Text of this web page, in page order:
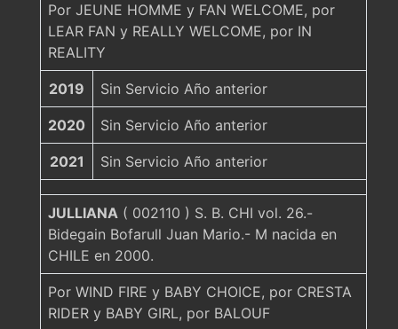
Por JEUNE HOMME y FAN WELCOME, por
LEAR FAN y REALLY WELCOME, por IN
REALITY
2019 Sin Servicio Año anterior
2020 Sin Servicio Año anterior
2021 Sin Servicio Año anterior
JULLIANA ( 002110 ) S. B. CHI vol. 26.-
Bidegain Bofarull Juan Mario.- M nacida en
CHILE en 2000.
Por WIND FIRE y BABY CHOICE, por CRESTA
RIDER y BABY GIRL, por BALOUF